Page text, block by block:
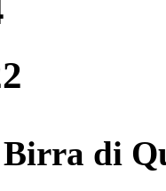
di